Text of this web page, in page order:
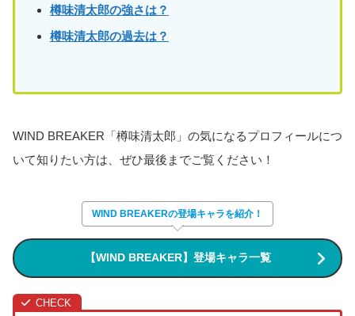
樽味清太郎の強さは？
樽味清太郎の過去は？
WIND BREAKER「樽味清太郎」の気になるプロフィールにつ
いて知りたい方は、ぜひ最後までご覧ください！
WIND BREAKERの登場キャラを紹介！
【WIND BREAKER】登場キャラ一覧